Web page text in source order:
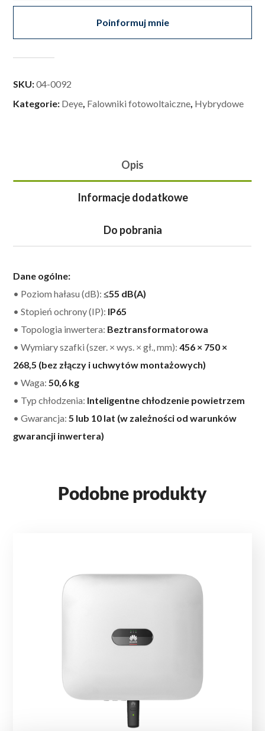
Poinformuj mnie
SKU:04-0092
Kategorie: Deye, Falowniki fotowoltaiczne, Hybrydowe
Opis
Informacje dodatkowe
Do pobrania
Dane ogólne:
• Poziom hałasu (dB):≤55 dB(A)
• Stopień ochrony (IP): IP65
• Topologia inwertera: Beztransformatorowa
• Wymiary szafki (szer. × wys. × gł., mm):456 × 750 ×
268,5 (bez złączy i uchwytów montażowych)
• Waga:50,6 kg
• Typ chłodzenia: Inteligentne chłodzenie powietrzem
• Gwarancja:5 lub 10 lat (w zależności od warunków
gwarancji inwertera)
Podobne produkty